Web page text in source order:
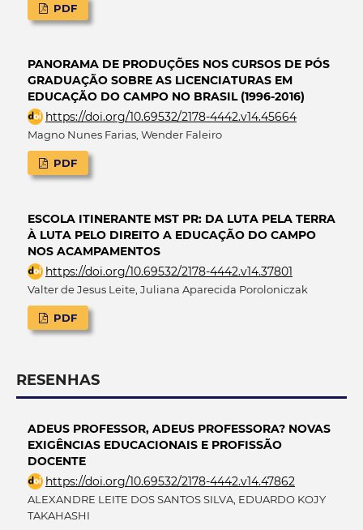
PDF
PANORAMA DE PRODUÇÕES NOS CURSOS DE PÓS
GRADUAÇÃO SOBRE AS LICENCIATURAS EM
EDUCAÇÃO DO CAMPO NO BRASIL (1996-2016)
https://doi.org/10.69532/2178-4442.v14.45664
Magno Nunes Farias, Wender Faleiro
PDF
ESCOLA ITINERANTE MST PR: DA LUTA PELA TERRA
À LUTA PELO DIREITO A EDUCAÇÃO DO CAMPO
NOS ACAMPAMENTOS
https://doi.org/10.69532/2178-4442.v14.37801
Valter de Jesus Leite, Juliana Aparecida Poroloniczak
PDF
RESENHAS
ADEUS PROFESSOR, ADEUS PROFESSORA? NOVAS
EXIGÊNCIAS EDUCACIONAIS E PROFISSÃO
DOCENTE
https://doi.org/10.69532/2178-4442.v14.47862
ALEXANDRE LEITE DOS SANTOS SILVA, EDUARDO KOJY
TAKAHASHI